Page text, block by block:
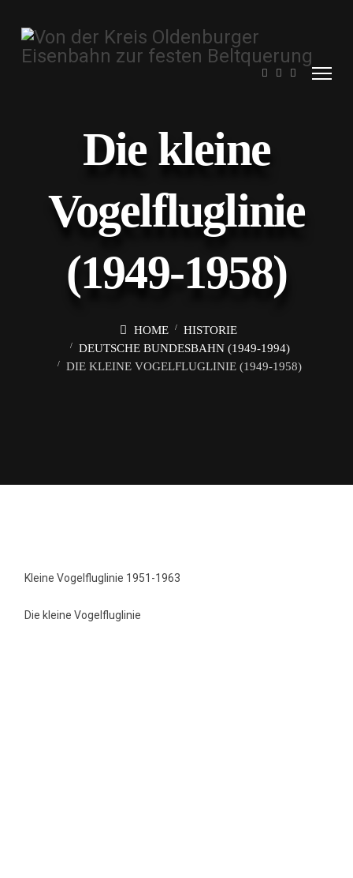
Die kleine
Vogelfluglinie
(1949-1958)
HOME
HISTORIE
DEUTSCHE BUNDESBAHN (1949-1994)
DIE KLEINE VOGELFLUGLINIE (1949-1958)
Kleine Vogelfluglinie 1951-1963
Die kleine Vogelfluglinie